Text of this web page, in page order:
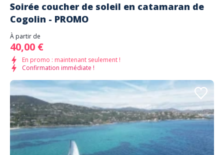
Soirée coucher de soleil en catamaran de
Cogolin - PROMO
À partir de
40,00 €
En promo : maintenant seulement !
Confirmation immédiate !